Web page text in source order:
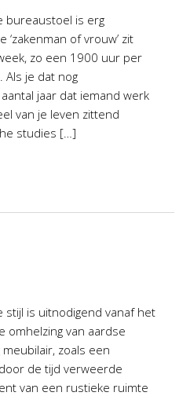
bureaustoel is erg
‘zakenman of vrouw’ zit
zo een 1900 uur per
Als je dat nog
jaar dat iemand werk
van je leven zittend
studies […]
stijl is uitnodigend vanaf het
omhelzing van aardse
zoals een
de tijd verweerde
van een rustieke ruimte